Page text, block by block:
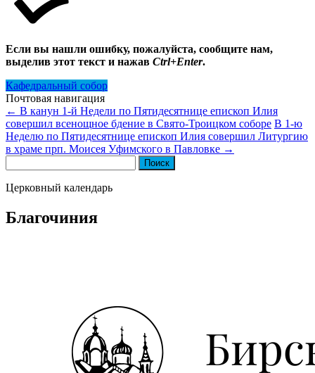
Если вы нашли ошибку, пожалуйста, сообщите нам,
выделив этот текст и нажав Ctrl+Enter.
Кафедральный собор
Почтовая навигация
← В канун 1-й Недели по Пятидесятнице епископ Илия
совершил всенощное бдение в Свято-Троицком соборе В 1-ю
Неделю по Пятидесятнице епископ Илия совершил Литургию
в храме прп. Моисея Уфимского в Павловке →
Церковный календарь
Благочиния